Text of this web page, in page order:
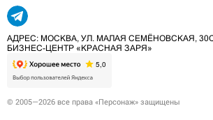
АДРЕС: МОСКВА, УЛ. МАЛАЯ СЕМЁНОВСКАЯ,
БИЗНЕС-ЦЕНТР «КРАСНАЯ ЗАРЯ»
© 2005—2026 все права «Персонаж» защищены